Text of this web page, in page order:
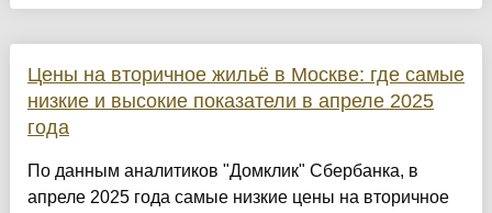
Цены на вторичное жильё в Москве: где самые
низкие и высокие показатели в апреле 2025
года
По данным аналитиков "Домклик" Сбербанка, в
апреле 2025 года самые низкие цены на вторичное